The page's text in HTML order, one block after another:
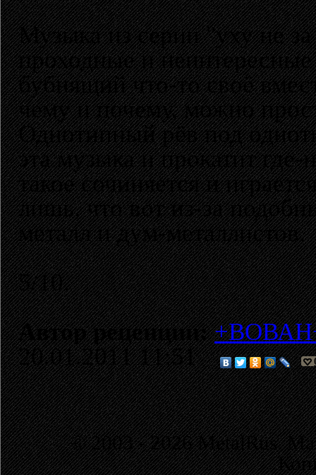
Музыка из серии "уху не
проходные и
бубнящий что-то своё
чему и почему, можно
Однотипный рёв под
эта музыка и прокатит
такое сочиняется и
лишь, что вот из-за
металл и дум-металлистов.
5/10.
Автор реценции:
20.01.2011 11:51
© 2003 - 2026 MetalRus.